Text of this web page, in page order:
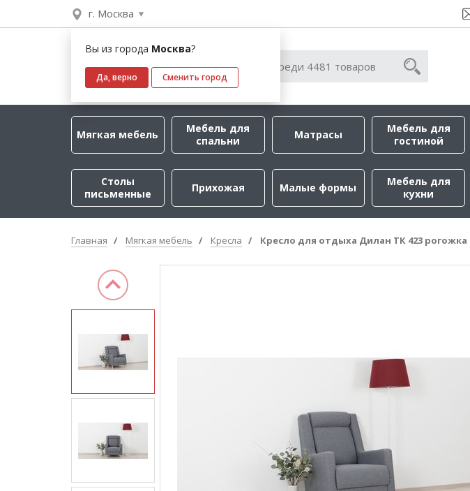
г. Москва
Вы из города Москва?
Да, верно Сменить город
Мягкая мебель
Мебель для
спальни
Матрасы
Мебель для
гостиной
Столы
письменные
Прихожая Малые формы
Мебель для
кухни
Главная Мягкая мебель Кресла Кресло для отдыха Дилан ТК 423 рогожка